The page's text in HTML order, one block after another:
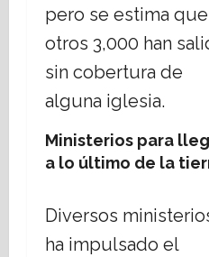
pero se estima que
otros 3,000 han
sin cobertura de
alguna iglesia.
Ministerios para
a lo último de la
Diversos
ha impulsado el